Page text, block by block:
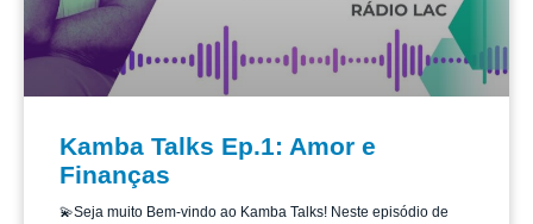
Kamba Talks Ep.1: Amor e
Finanças
💫Seja muito Bem-vindo ao Kamba Talks! Neste episódio de